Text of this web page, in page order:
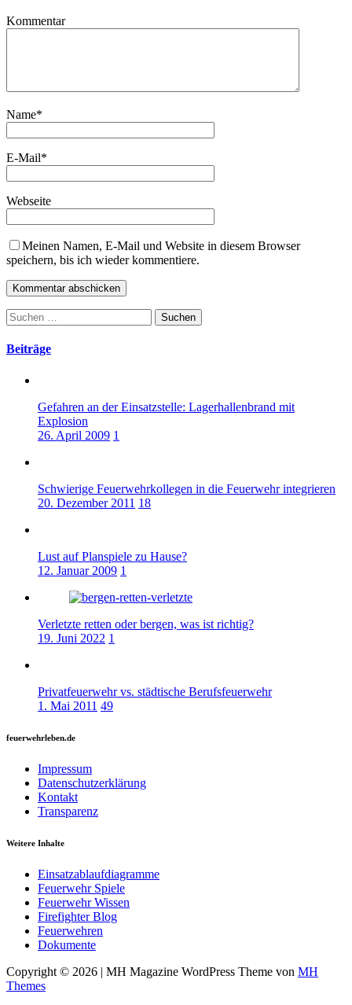
Kommentar
Name*
E-Mail*
Webseite
Meinen Namen, E-Mail und Website in diesem Browser
speichern, bis ich wieder kommentiere.
Suchen
nach:
Beiträge
Gefahren an der Einsatzstelle: Lagerhallenbrand mit
Explosion
26. April 2009 1
Schwierige Feuerwehrkollegen in die Feuerwehr integrieren
20. Dezember 2011 18
Lust auf Planspiele zu Hause?
12. Januar 2009 1
Verletzte retten oder bergen, was ist richtig?
19. Juni 2022 1
Privatfeuerwehr vs. städtische Berufsfeuerwehr
1. Mai 2011 49
feuerwehrleben.de
Impressum
Datenschutzerklärung
Kontakt
Transparenz
Weitere Inhalte
Einsatzablaufdiagramme
Feuerwehr Spiele
Feuerwehr Wissen
Firefighter Blog
Feuerwehren
Dokumente
Copyright © 2026 | MH Magazine WordPress Theme von MH
Themes